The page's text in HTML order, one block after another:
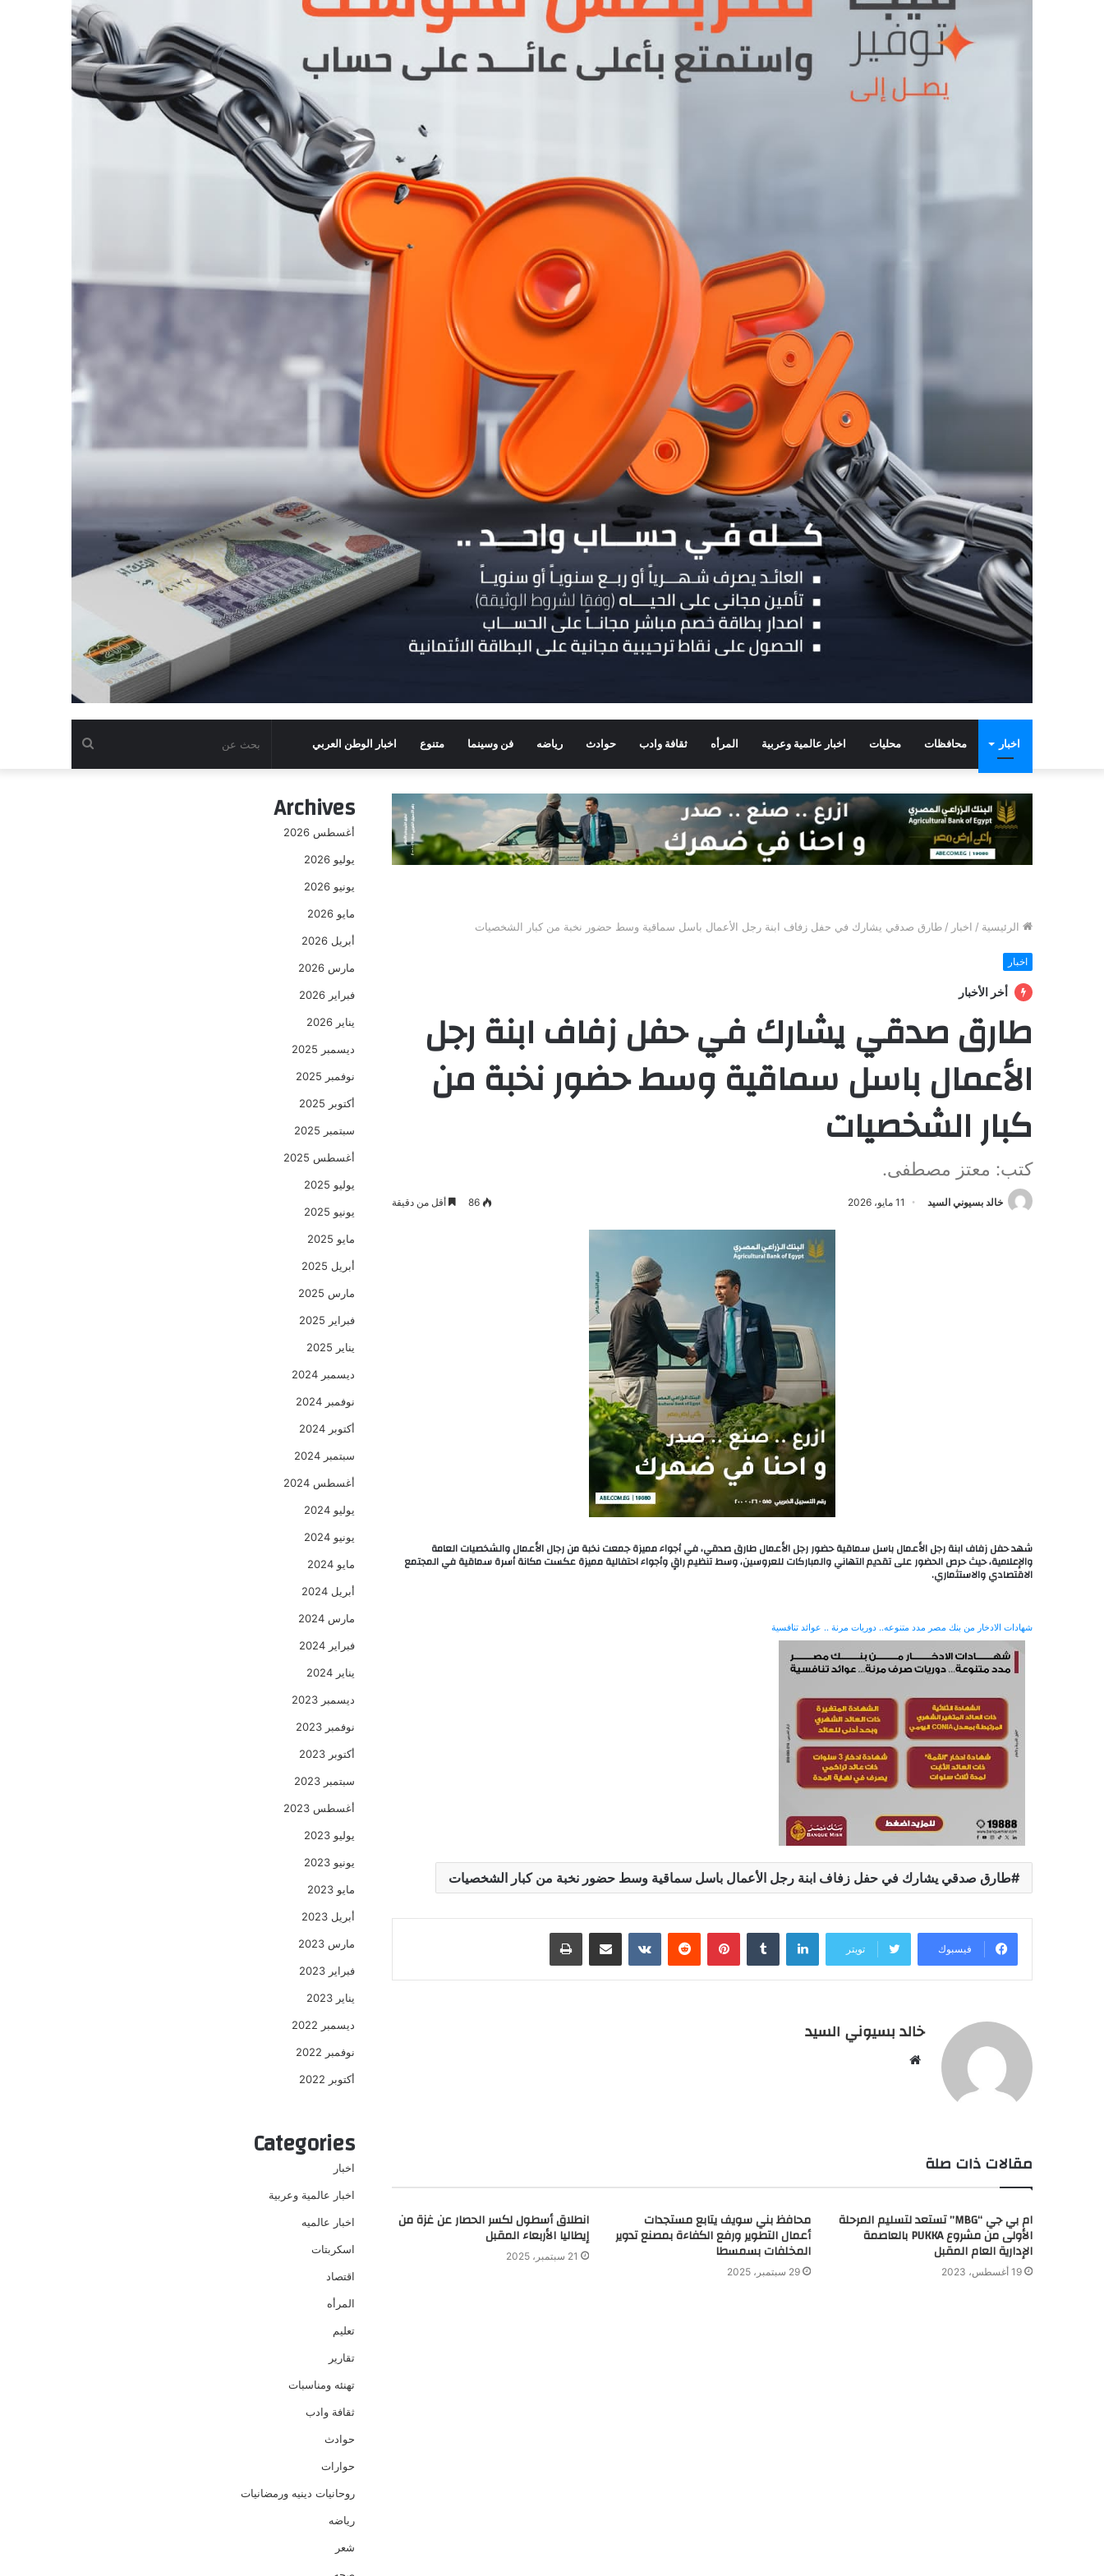
اخبار محافظات محليات اخبار عالمية وعربية المرأه ثقافة وادب حوادث رياضه فن وسينما متنوع اخبار الوطن العربي
الرئيسية / اخبار / طارق صدقي يشارك في حفل زفاف ابنة رجل الأعمال باسل سماقية وسط حضور نخبة من كبار الشخصيات
اخبار
أخر الأخبار
طارق صدقي يشارك في حفل زفاف ابنة رجل
الأعمال باسل سماقية وسط حضور نخبة من
كبار الشخصيات
كتب: معتز مصطفى.
خالد بسيوني السيد 11 مايو، 2026 86 أقل من دقيقة
شهد حفل زفاف ابنة رجل الأعمال باسل سماقية حضور رجل الأعمال طارق صدقي، في أجواء مميزة جمعت نخبة من رجال الأعمال والشخصيات العامة
والإعلامية، حيث حرص الحضور على تقديم التهاني والمباركات للعروسين، وسط تنظيم راقٍ وأجواء احتفالية مميزة عكست مكانة أسرة سماقية في المجتمع
الاقتصادي والاستثماري.
شهادات الادخار من بنك مصر مدد متنوعه.. دوريات مرنة .. عوائد تنافسية
طارق صدقي يشارك في حفل زفاف ابنة رجل الأعمال باسل سماقية وسط حضور نخبة من كبار الشخصيات
فيسبوك تويتر
لينكدإن بينتيريست
خالد بسيوني السيد
ب
مقالات ذات صلة
ام بي جي “MBG” تستعد لتسليم المرحلة
الأولى من مشروع PUKKA بالعاصمة
الإدارية العام المقبل
19 أغسطس، 2023
محافظ بني سويف يتابع مستجدات
أعمال التطوير ورفع الكفاءة بمصنع تدوير
المخلفات بسمسطا
29 سبتمبر، 2025
انطلاق أسطول لكسر الحصار عن غزة من
إيطاليا الأربعاء المقبل
21 سبتمبر، 2025
Archives
أغسطس 2026
يوليو 2026
يونيو 2026
مايو 2026
أبريل 2026
مارس 2026
فبراير 2026
يناير 2026
ديسمبر 2025
نوفمبر 2025
أكتوبر 2025
سبتمبر 2025
أغسطس 2025
يوليو 2025
يونيو 2025
مايو 2025
أبريل 2025
مارس 2025
فبراير 2025
يناير 2025
ديسمبر 2024
نوفمبر 2024
أكتوبر 2024
سبتمبر 2024
أغسطس 2024
يوليو 2024
يونيو 2024
مايو 2024
أبريل 2024
مارس 2024
فبراير 2024
يناير 2024
ديسمبر 2023
نوفمبر 2023
أكتوبر 2023
سبتمبر 2023
أغسطس 2023
يوليو 2023
يونيو 2023
مايو 2023
أبريل 2023
مارس 2023
فبراير 2023
يناير 2023
ديسمبر 2022
نوفمبر 2022
أكتوبر 2022
Categories
اخبار
اخبار عالمية وعربية
اخبار عالميه
اسكربتات
اقتصاد
المرأه
تعليم
تقارير
تهنئه ومناسبات
ثقافة وادب
حوادث
حوارات
روحانيات دينيه ورمضانيات
رياضه
شعر